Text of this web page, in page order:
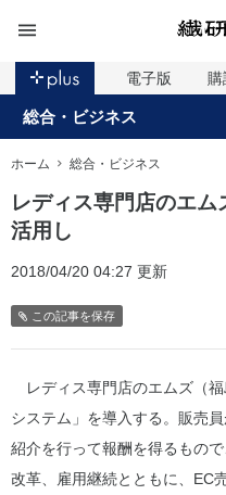
電子版
総合・ビジネス
ホーム 総合・ビジネス
レディス専門店のエ
活用し
2018/04/20 04:27 更新
この記事を保存
レディス専門店のエムズ（
システム」を導入する。販売
紹介を行って報酬を得るもの
改革、雇用継続とともに、EC